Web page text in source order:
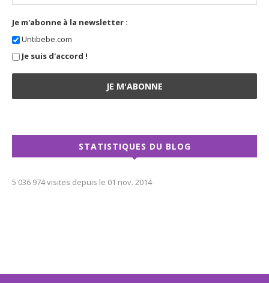
Je m'abonne à la newsletter :
Untibebe.com
Je suis d'accord !
STATISTIQUES DU BLOG
5 036 974 visites depuis le 01 nov. 2014